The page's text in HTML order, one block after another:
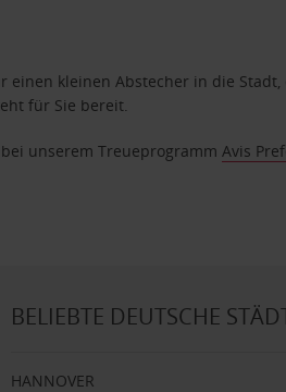
kleinen Abstecher in die
für Sie bereit.
unserem TreueprogrammAvis
BELIEBTE DEUTSCHE
HANNOVER